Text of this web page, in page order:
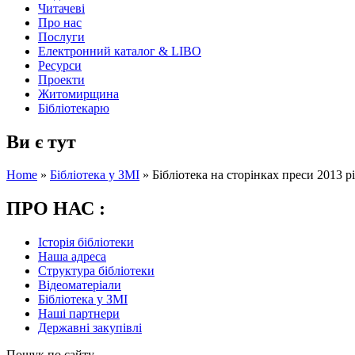
Читачеві
Про нас
Послуги
Електронний каталог & LIBO
Ресурси
Проекти
Житомирщина
Бібліотекарю
Ви є тут
Home » Бібліотека у ЗМІ » Бібліотека на сторінках преси 2013
ПРО НАС :
Історія бібліотеки
Наша адреса
Структура бібліотеки
Відеоматеріали
Бібліотека у ЗМІ
Наші партнери
Державні закупівлі